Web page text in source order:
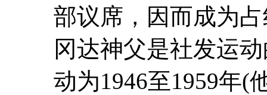
部议席，因而成为
冈达神父是社发运
动为1946至1959年(